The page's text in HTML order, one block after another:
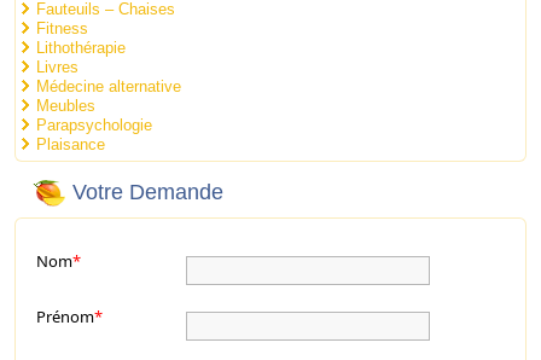
Fauteuils – Chaises
Fitness
Lithothérapie
Livres
Médecine alternative
Meubles
Parapsychologie
Plaisance
Votre Demande
Nom*
Prénom*